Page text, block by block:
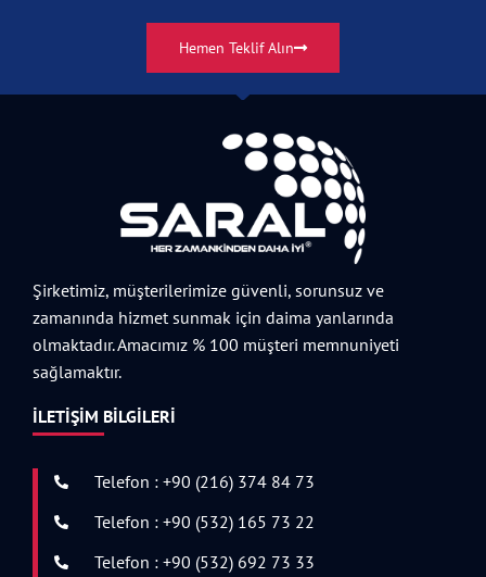
Hemen Teklif Alın
Şirketimiz, müşterilerimize güvenli, sorunsuz ve
zamanında hizmet sunmak için daima yanlarında
olmaktadır. Amacımız % 100 müşteri memnuniyeti
sağlamaktır.
İLETIŞIM BILGILERI
Telefon : +90 (216) 374 84 73
Telefon : +90 (532) 165 73 22
Telefon : +90 (532) 692 73 33